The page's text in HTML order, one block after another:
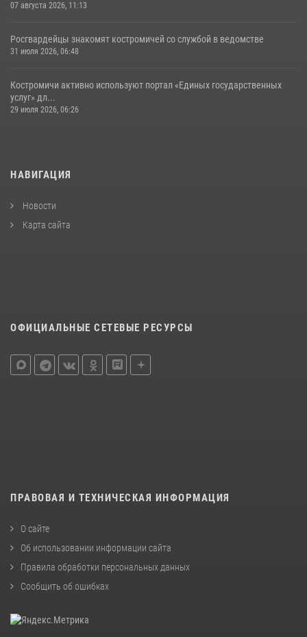
07 августа 2026, 11:13
Росгвардейцы знакомят костромичей со службой в ведомстве
31 июля 2026, 06:48
Костромичи активно используют портал «Единых государственных
услуг» дл...
29 июля 2026, 06:26
НАВИГАЦИЯ
Новости
Карта сайта
ОФИЦИАЛЬНЫЕ СЕТЕВЫЕ РЕСУРСЫ
ПРАВОВАЯ И ТЕХНИЧЕСКАЯ ИНФОРМАЦИЯ
О сайте
Об использовании информации сайта
Правила обработки персональных данных
Сообщить об ошибках